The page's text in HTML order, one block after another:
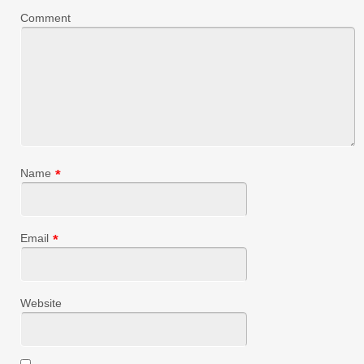
Comment
Name *
Email *
Website